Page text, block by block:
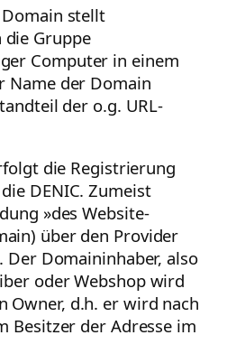
stellt
die Gruppe
Computer in einem
Name der Domain
der o.g. URL-
die Registrierung
DENIC. Zumeist
»des Website-
über den Provider
Der Domaininhaber, also
oder Webshop wird
Owner, d.h. er wird nach
Besitzer der Adresse im